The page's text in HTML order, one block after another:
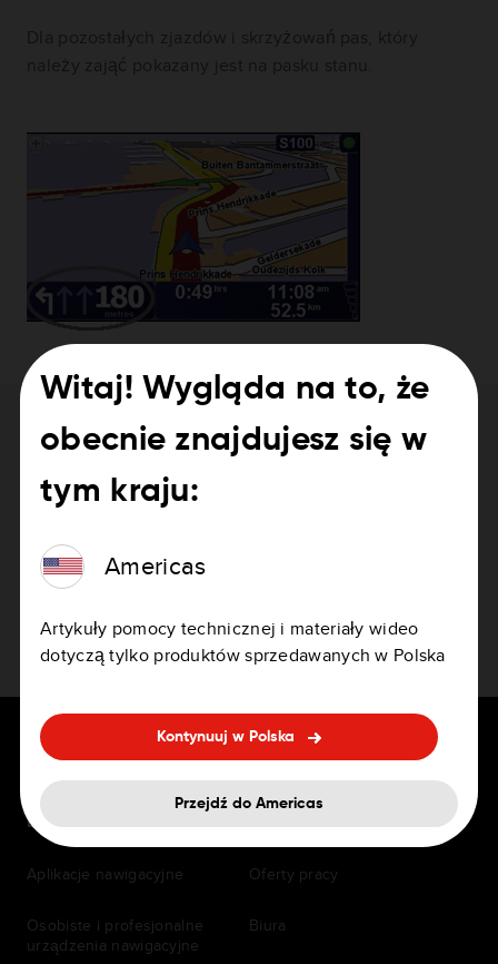
Potrzebujesz pomocy przy
aktualizowaniu urządzenia?
DLA KIEROWCÓW
Aplikacje nawigacyjne
Osobiste i profesjonalne
urządzenia nawigacyjne
Oferty pracy
Biura
Witaj! Wygląda na to, że
obecnie znajdujesz się w
tym kraju:
Americas
Artykuły pomocy technicznej i materiały wideo
dotyczą tylko produktów sprzedawanych w Polska
Kontynuuj w Polska
Przejdź do Americas